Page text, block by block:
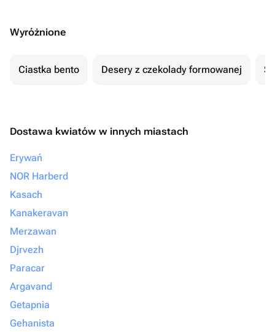
Wyróżnione
Ciastka bento Desery z czekolady formowanej
Dostawa kwiatów w innych miastach
Erywań
NOR Harberd
Kasach
Kanakeravan
Merzawan
Djrvezh
Paracar
Argavand
Getapnia
Gehanista